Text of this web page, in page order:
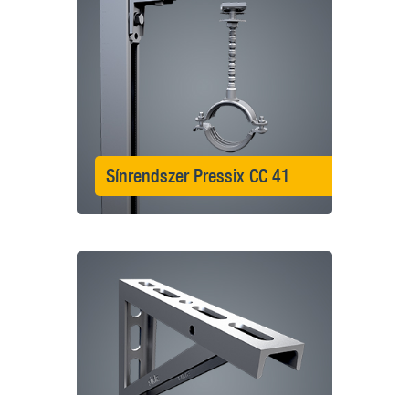
Sínrendszer Pressix CC 41